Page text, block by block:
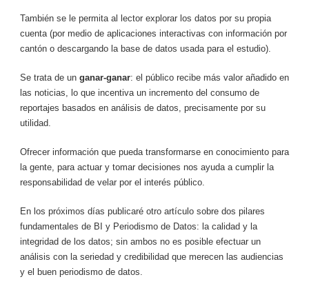
También se le permita al lector explorar los datos por su propia
cuenta (por medio de aplicaciones interactivas con información por
cantón o descargando la base de datos usada para el estudio).
Se trata de un ganar-ganar: el público recibe más valor añadido en
las noticias, lo que incentiva un incremento del consumo de
reportajes basados en análisis de datos, precisamente por su
utilidad.
Ofrecer información que pueda transformarse en conocimiento para
la gente, para actuar y tomar decisiones nos ayuda a cumplir la
responsabilidad de velar por el interés público.
En los próximos días publicaré otro artículo sobre dos pilares
fundamentales de BI y Periodismo de Datos: la calidad y la
integridad de los datos; sin ambos no es posible efectuar un
análisis con la seriedad y credibilidad que merecen las audiencias
y el buen periodismo de datos.